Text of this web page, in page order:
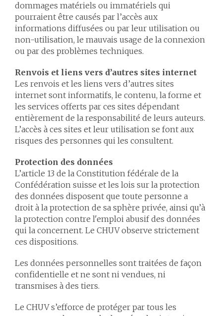
dommages matériels ou immatériels qui
pourraient être causés par l’accès aux
informations diffusées ou par leur utilisation ou
non-utilisation, le mauvais usage de la connexion
ou par des problèmes techniques.
Renvois et liens vers d’autres sites internet
Les renvois et les liens vers d’autres sites
internet sont informatifs, le contenu, la forme et
les services offerts par ces sites dépendant
entièrement de la responsabilité de leurs auteurs.
L’accès à ces sites et leur utilisation se font aux
risques des personnes qui les consultent.
Protection des données
L’article 13 de la Constitution fédérale de la
Confédération suisse et les lois sur la protection
des données disposent que toute personne a
droit à la protection de sa sphère privée, ainsi qu’à
la protection contre l'emploi abusif des données
qui la concernent. Le CHUV observe strictement
ces dispositions.
Les données personnelles sont traitées de façon
confidentielle et ne sont ni vendues, ni
transmises à des tiers.
Le CHUV s’efforce de protéger par tous les